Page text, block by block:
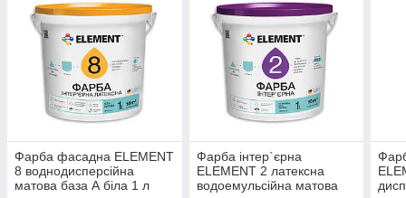
Фарба фасадна ELEMENT
8 воднодисперсійна
матова база А біла 1 л
Фарба інтер`єрна
ELEMENT 2 латексна
водоемульсійна матова